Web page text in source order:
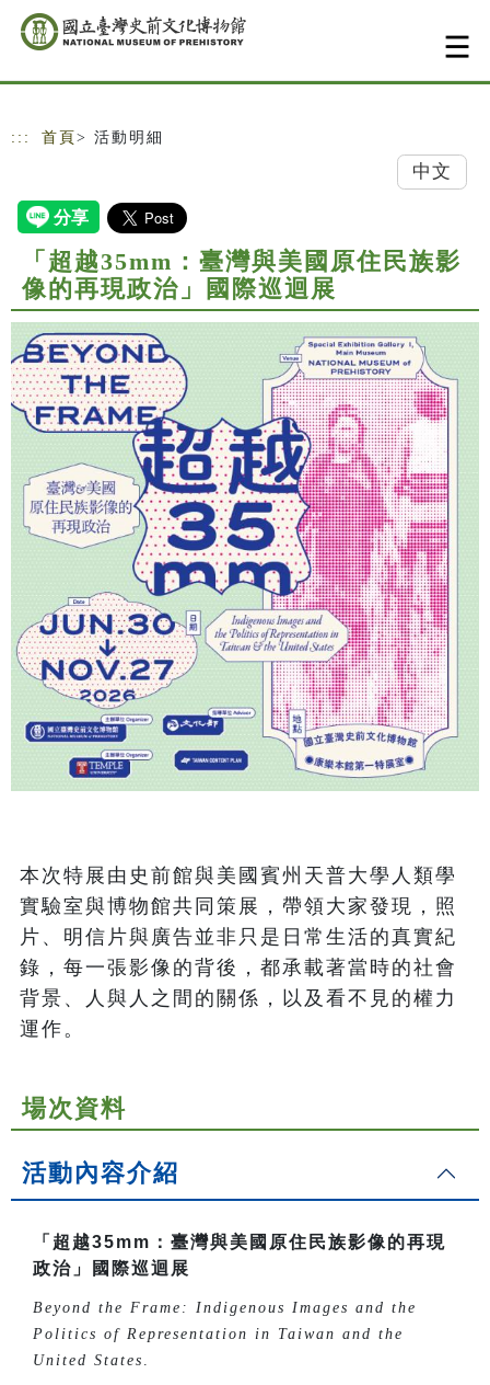
跳到主要內容
網站導覽
::: 首頁 > 活動明細
中文
「超越35mm：臺灣與美國原住民族影
像的再現政治」國際巡迴展
本次特展由史前館與美國賓州天普大學人類學
實驗室與博物館共同策展，帶領大家發現，照
片、明信片與廣告並非只是日常生活的真實紀
錄，每一張影像的背後，都承載著當時的社會
背景、人與人之間的關係，以及看不見的權力
運作。
場次資料
活動內容介紹
「超越35mm：臺灣與美國原住民族影像的再現
政治」國際巡迴展
Beyond the Frame: Indigenous Images and the
Politics of Representation in Taiwan and the
United States .